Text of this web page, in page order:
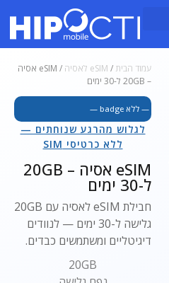
עמוד הבית / eSIM לאסיה
/ eSIM אסיה
– 20GB ל-30 ימים
— ללא badge —
לגלוש מהרגע שנוחתים —
ללא כרטיסי SIM
eSIM אסיה – 20GB
ל-30 ימים
חבילת eSIM לאסיה עם 20GB
גלישה ל-30 ימים — לנוודים
דיגיטליים ומשתמשים כבדים.
20GB